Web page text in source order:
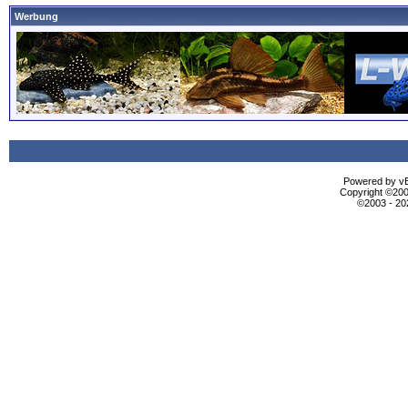
Werbung
Powered by
Copyright
©2003 -